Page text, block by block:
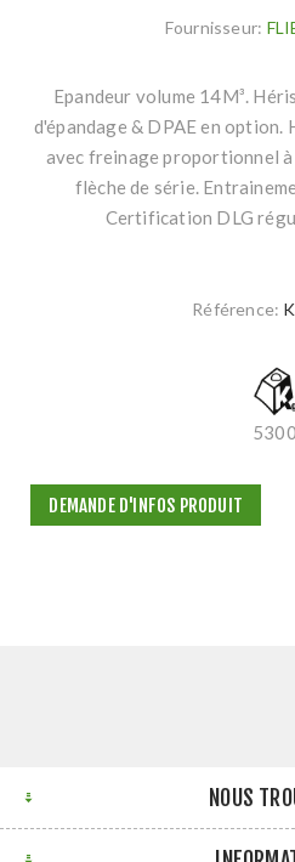
Fournisseur:
Epandeur volume 14M³.
d'épandage & DPAE en
avec freinage proportionnel à
flèche de série.
Certification DLG
Référence:
5300
DEMANDE D'INFOS PRODUIT
NOUS